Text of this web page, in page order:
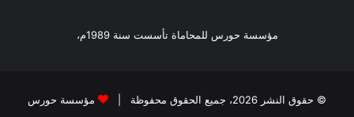
مؤسسة حورس للمحاماة تأسست سنة 1989م،
© حقوق النشر 2026، جميع الحقوق محفوظة | مؤسسة حورس